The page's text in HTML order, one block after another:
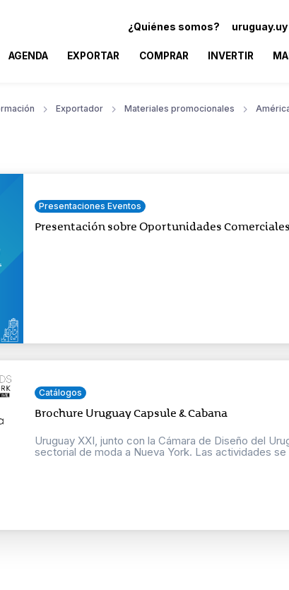
¿Quiénes somos? uruguay.uy
AGENDA EXPORTAR COMPRAR INVERTIR
Exportador Materiales promocionales
Presentaciones Eventos
Presentación sobre Oportunidades
Catálogos
Brochure Uruguay Capsule & Cabana
Uruguay XXI, junto con la Cámara de Diseño del
sectorial de moda a Nueva York. Las actividades se